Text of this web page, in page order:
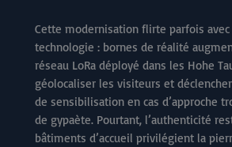
Cette modernisation flirte parfois avec
technologie : bornes de réalité
réseau LoRa déployé dans les Hohe
géolocaliser les visiteurs et
de sensibilisation en cas d’approche
de gypaète. Pourtant, l’authenticité
bâtiments d’accueil privilégient la